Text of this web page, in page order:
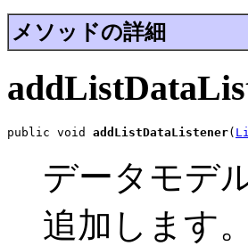
メソッドの詳細
public void addListDataListener(
データモデ
追加します。